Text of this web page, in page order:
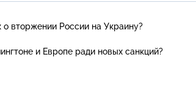
о вторжении России на Украину?
и Европе ради новых санкций?